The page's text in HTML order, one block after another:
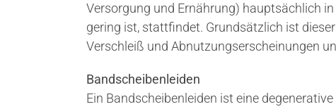
Versorgung und Ernährung) hauptsächlich
gering ist, stattfindet. Grundsätzlich ist
Verschleiß und Abnutzungserscheinungen
Bandscheibenleiden
Ein Bandscheibenleiden ist eine